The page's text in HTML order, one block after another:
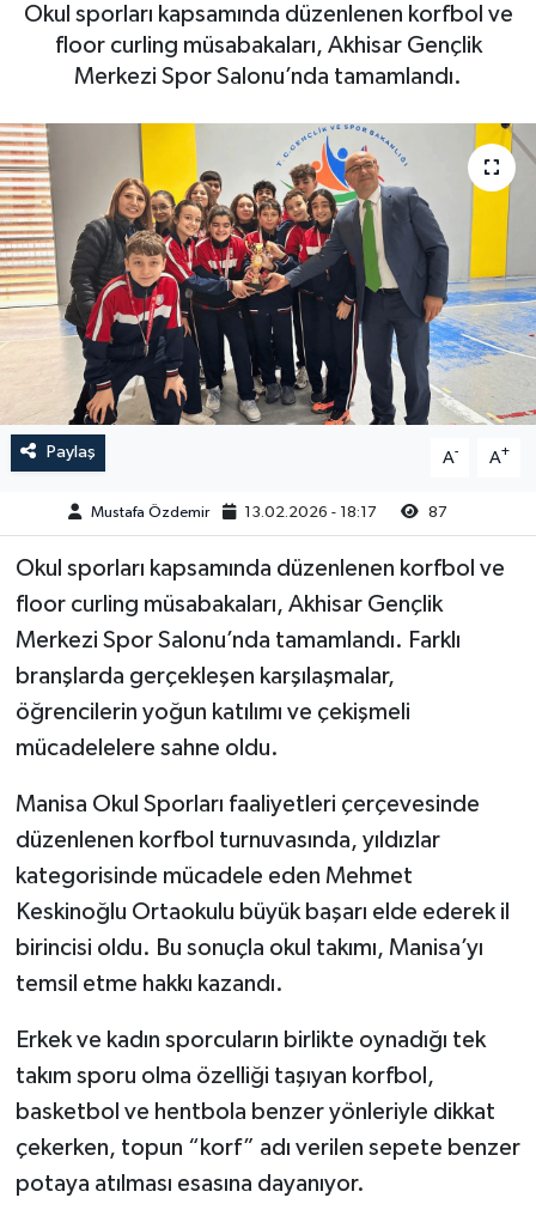
Okul sporları kapsamında düzenlenen korfbol ve
floor curling müsabakaları, Akhisar Gençlik
Merkezi Spor Salonu’nda tamamlandı.
Paylaş A- A+
Mustafa Özdemir 13.02.2026 - 18:17 87
Okul sporları kapsamında düzenlenen korfbol ve
floor curling müsabakaları, Akhisar Gençlik
Merkezi Spor Salonu’nda tamamlandı. Farklı
branşlarda gerçekleşen karşılaşmalar,
öğrencilerin yoğun katılımı ve çekişmeli
mücadelelere sahne oldu.
Manisa Okul Sporları faaliyetleri çerçevesinde
düzenlenen korfbol turnuvasında, yıldızlar
kategorisinde mücadele eden Mehmet
Keskinoğlu Ortaokulu büyük başarı elde ederek il
birincisi oldu. Bu sonuçla okul takımı, Manisa’yı
temsil etme hakkı kazandı.
Erkek ve kadın sporcuların birlikte oynadığı tek
takım sporu olma özelliği taşıyan korfbol,
basketbol ve hentbola benzer yönleriyle dikkat
çekerken, topun “korf” adı verilen sepete benzer
potaya atılması esasına dayanıyor.
Magazin
Kadın
Yerel Haber
Akhisar Emlak
Ülke
Etiketler
Duyurular
Sektörel
Röportaj
Dünya
Yaşam
Kadın
Teknoloji
Yerel Haber
Akhisar Emlak
Ülke
Etiketler